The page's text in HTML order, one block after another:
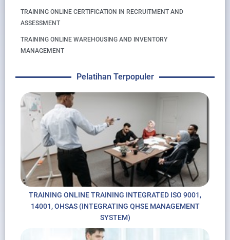
TRAINING ONLINE CERTIFICATION IN RECRUITMENT AND
ASSESSMENT
TRAINING ONLINE WAREHOUSING AND INVENTORY
MANAGEMENT
Pelatihan Terpopuler
TRAINING ONLINE TRAINING INTEGRATED ISO 9001,
14001, OHSAS (INTEGRATING QHSE MANAGEMENT
SYSTEM)